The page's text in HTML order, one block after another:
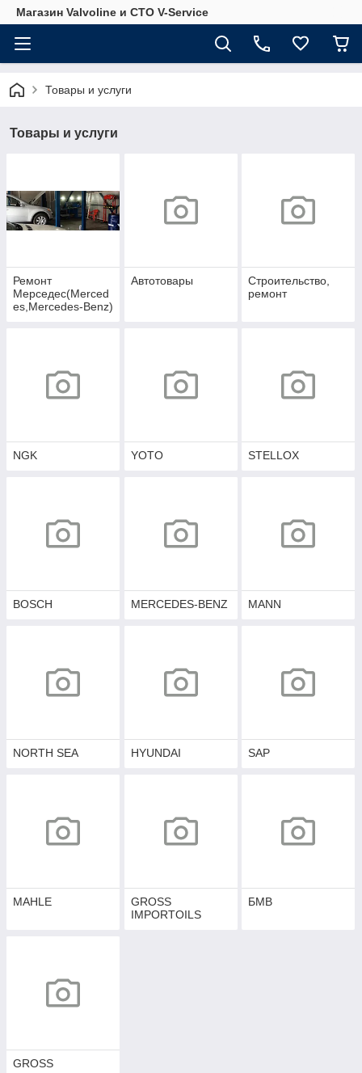
Магазин Valvoline и СТО V-Service
Товары и услуги
Товары и услуги
Ремонт
Мерседес(Merced
es,Mercedes-Benz)
Автотовары
Строительство,
ремонт
NGK YOTO STELLOX
BOSCH MERCEDES-BENZ MANN
NORTH SEA HYUNDAI SAP
MAHLE
GROSS
IMPORTOILS
БМВ
GROSS